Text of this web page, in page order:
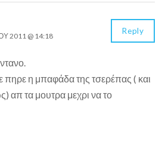
2011 @ 14:18
η μπαφάδα της τσερέπας ( και
απ τα μουτρα μεχρι να το
Reply